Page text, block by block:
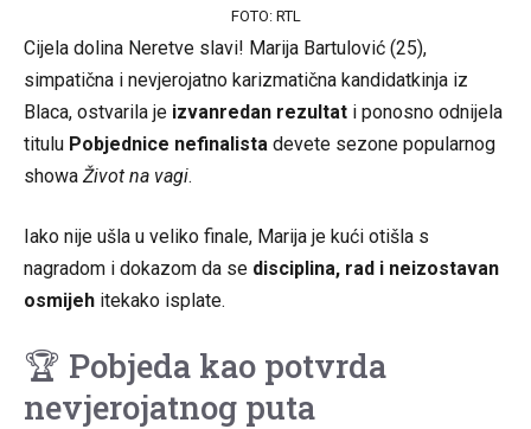
FOTO: RTL
Cijela dolina Neretve slavi! Marija Bartulović (25),
simpatična i nevjerojatno karizmatična kandidatkinja iz
Blaca, ostvarila je izvanredan rezultat i ponosno odnijela
titulu Pobjednice nefinalista devete sezone popularnog
showa Život na vagi.
Iako nije ušla u veliko finale, Marija je kući otišla s
nagradom i dokazom da se disciplina, rad i neizostavan
osmijeh itekako isplate.
🏆 Pobjeda kao potvrda
nevjerojatnog puta